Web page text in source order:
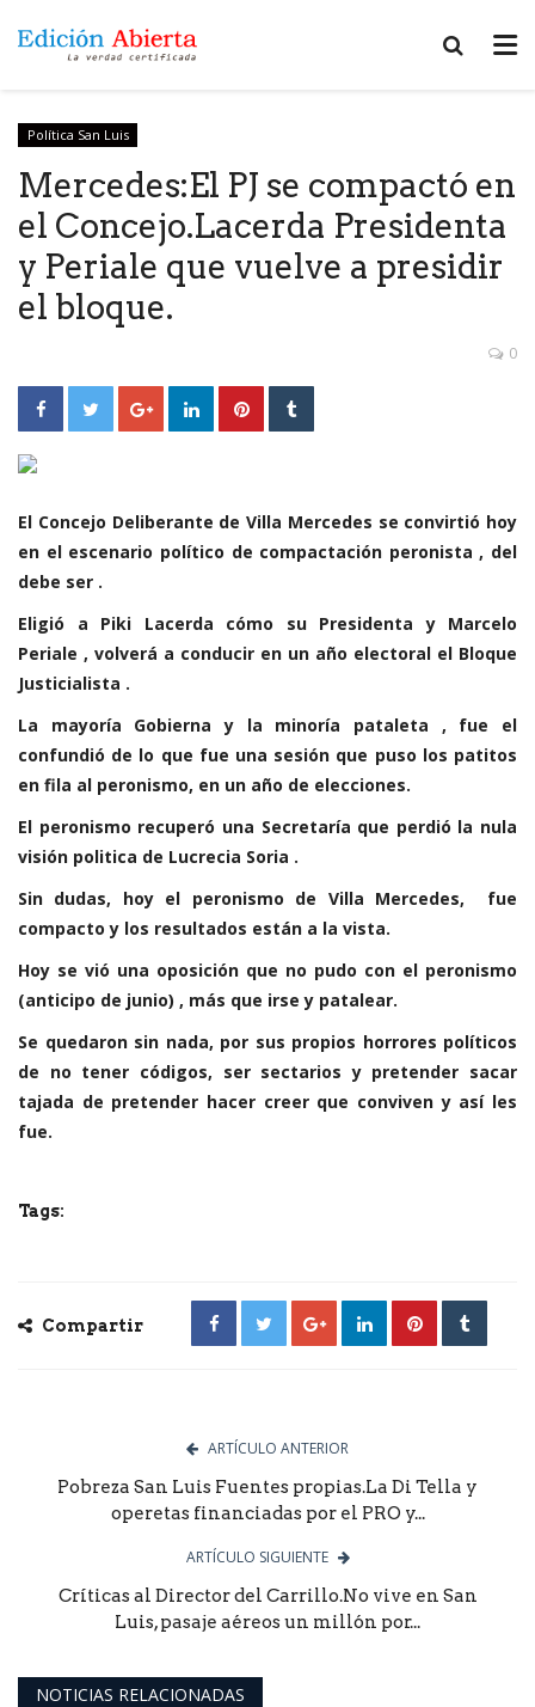
Política San Luis
Mercedes:El PJ se compactó en
el Concejo.Lacerda Presidenta
y Periale que vuelve a presidir
el bloque.
0
El Concejo Deliberante de Villa Mercedes se convirtió hoy
en el escenario político de compactación peronista , del
debe ser .
Eligió a Piki Lacerda cómo su Presidenta y Marcelo
Periale , volverá a conducir en un año electoral el Bloque
Justicialista .
La mayoría Gobierna y la minoría pataleta , fue el
confundió de lo que fue una sesión que puso los patitos
en fila al peronismo, en un año de elecciones.
El peronismo recuperó una Secretaría que perdió la nula
visión politica de Lucrecia Soria .
Sin dudas, hoy el peronismo de Villa Mercedes, fue
compacto y los resultados están a la vista.
Hoy se vió una oposición que no pudo con el peronismo
(anticipo de junio) , más que irse y patalear.
Se quedaron sin nada, por sus propios horrores políticos
de no tener códigos, ser sectarios y pretender sacar
tajada de pretender hacer creer que conviven y así les
fue.
Tags:
Compartir
ARTÍCULO ANTERIOR
Pobreza San Luis Fuentes propias.La Di Tella y
operetas financiadas por el PRO y...
ARTÍCULO SIGUIENTE
Críticas al Director del Carrillo.No vive en San
Luis, pasaje aéreos un millón por...
NOTICIAS RELACIONADAS